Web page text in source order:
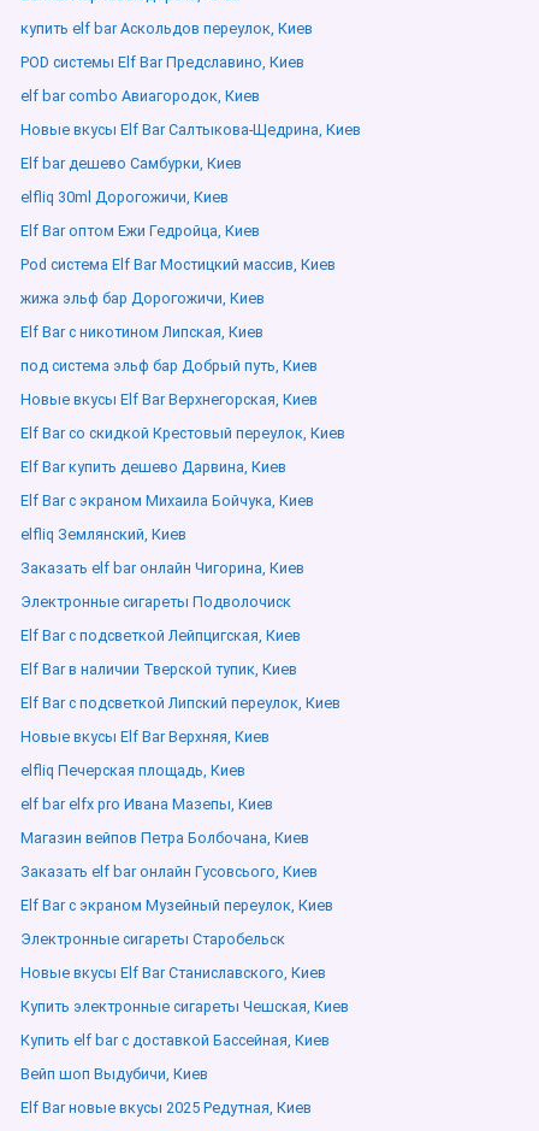
купить elf bar Аскольдов переулок, Киев
POD системы Elf Bar Предславино, Киев
elf bar combo Авиагородок, Киев
Новые вкусы Elf Bar Салтыкова-Щедрина, Киев
Elf bar дешево Самбурки, Киев
elfliq 30ml Дорогожичи, Киев
Elf Bar оптом Ежи Гедройца, Киев
Pod система Elf Bar Мостицкий массив, Киев
жижа эльф бар Дорогожичи, Киев
Elf Bar с никотином Липская, Киев
под система эльф бар Добрый путь, Киев
Новые вкусы Elf Bar Верхнегорская, Киев
Elf Bar со скидкой Крестовый переулок, Киев
Elf Bar купить дешево Дарвина, Киев
Elf Bar с экраном Михаила Бойчука, Киев
elfliq Землянский, Киев
Заказать elf bar онлайн Чигорина, Киев
Электронные сигареты Подволочиск
Elf Bar с подсветкой Лейпцигская, Киев
Elf Bar в наличии Тверской тупик, Киев
Elf Bar с подсветкой Липский переулок, Киев
Новые вкусы Elf Bar Верхняя, Киев
elfliq Печерская площадь, Киев
elf bar elfx pro Ивана Мазепы, Киев
Магазин вейпов Петра Болбочана, Киев
Заказать elf bar онлайн Гусовсього, Киев
Elf Bar с экраном Музейный переулок, Киев
Электронные сигареты Старобельск
Новые вкусы Elf Bar Станиславского, Киев
Купить электронные сигареты Чешская, Киев
Купить elf bar с доставкой Бассейная, Киев
Вейп шоп Выдубичи, Киев
Elf Bar новые вкусы 2025 Редутная, Киев